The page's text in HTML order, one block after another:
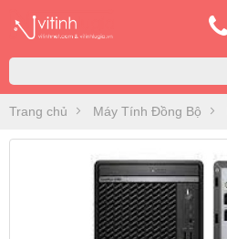
Trang chủ Máy Tính Đồng Bộ